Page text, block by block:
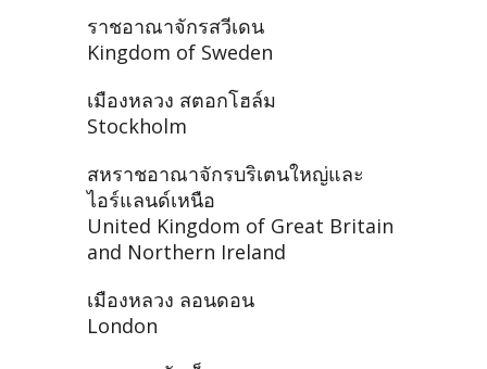
ราชอาณาจักรสวีเดน
Kingdom of Sweden
เมืองหลวง สตอกโฮล์ม
Stockholm
สหราชอาณาจักรบริเตนใหญ่และ
ไอร์แลนด์เหนือ
United Kingdom of Great Britain
and Northern Ireland
เมืองหลวง ลอนดอน
London